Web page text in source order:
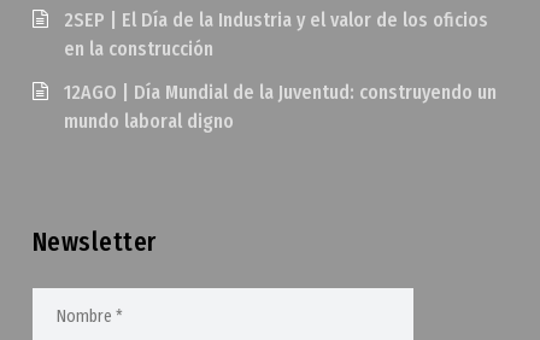
2SEP | El Día de la Industria y el valor de los oficios
en la construcción
12AGO | Día Mundial de la Juventud: construyendo un
mundo laboral digno
Newsletter